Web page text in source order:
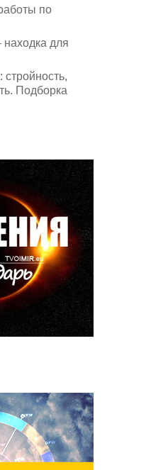
по
находка для
Подборка